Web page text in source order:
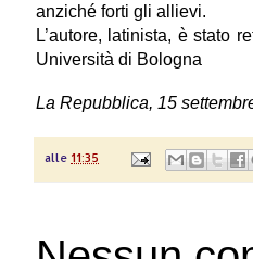
anziché forti gli allievi.
L’autore, latinista, è stato
Università di Bologna
La Repubblica, 15
alle 11:35